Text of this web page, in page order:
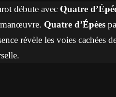
débute avec Quatre
Quatre d’Épées
révèle les voies cachées